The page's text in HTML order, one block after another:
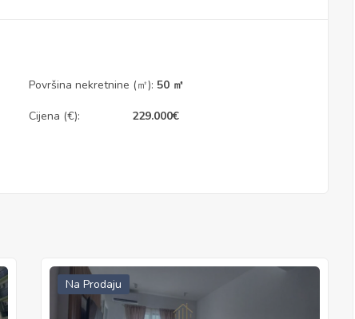
Površina nekretnine (㎡): 50 ㎡
Cijena (€): 229.000€
Na Prodaju